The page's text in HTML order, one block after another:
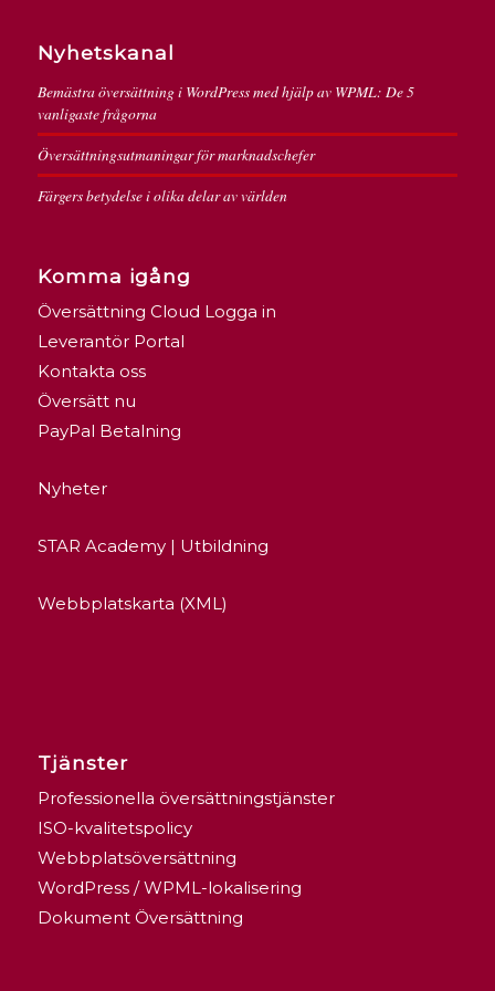
Nyhetskanal
Bemästra översättning i WordPress med hjälp av WPML: De 5
vanligaste frågorna
Översättningsutmaningar för marknadschefer
Färgers betydelse i olika delar av världen
Komma igång
Översättning Cloud Logga in
Leverantör Portal
Kontakta oss
Översätt nu
PayPal Betalning
Nyheter
STAR Academy | Utbildning
Webbplatskarta (XML)
Tjänster
Professionella översättningstjänster
ISO-kvalitetspolicy
Webbplatsöversättning
WordPress / WPML-lokalisering
Dokument Översättning